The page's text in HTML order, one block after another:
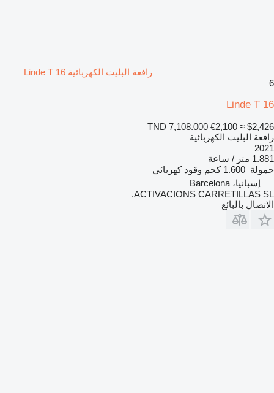
رافعة البليت الكهربائية Linde T 16
6
Linde T 16
TND 7,108.000 €2,100 ≈ $2,426
رافعة البليت الكهربائية
2021
1.881 متر / ساعة
حمولة 1.600 كجم وقود كهربائي
إسبانيا، Barcelona
ACTIVACIONS CARRETILLAS SL.
الاتصال بالبائع